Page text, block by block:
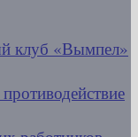
клуб «Вымпел»